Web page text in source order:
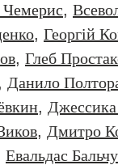
,
, Георгiй
, Глеб
Данило
,
, Дмитро
Евальдас